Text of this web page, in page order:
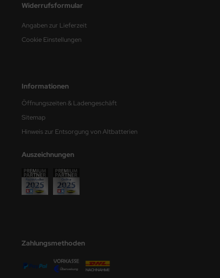
Widerrufsformular
Angaben zur Lieferzeit
Cookie Einstellungen
Informationen
Öffnungszeiten & Ladengeschäft
Sitemap
Hinweis zur Entsorgung von Altbatterien
Auszeichnungen
Zahlungsmethoden
Field Model
Model
Hobby
Decals